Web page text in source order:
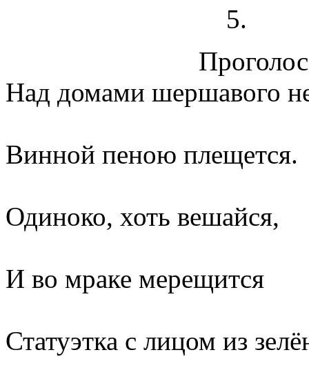
Над домами шершавого
Винной пеною плещется.
Одиноко, хоть вешайся,
И во мраке мерещится
Статуэтка с лицом из